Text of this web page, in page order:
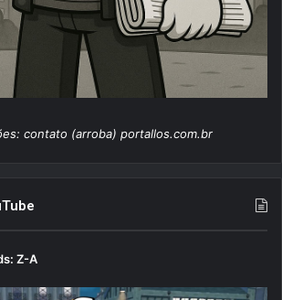
contato (arroba) portallos.com.br
Z-A